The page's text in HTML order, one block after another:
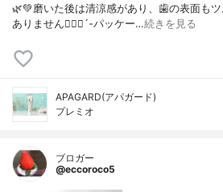
🌿💚磨いた後は清涼感があり、歯の表面も
ありません🙋🏻‍♀️´-パッケー…続きを見る
APAGARD(アパガード)
プレミオ
ブロガー
@eccoroco5